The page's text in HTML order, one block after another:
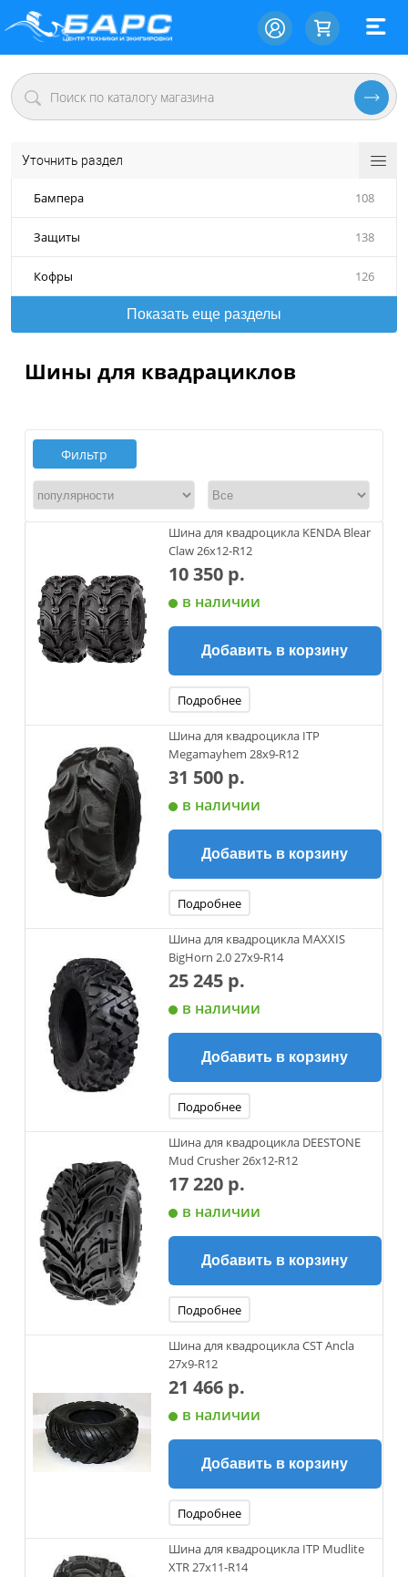
Уточнить раздел
Бампера 108
Защиты 138
Кофры 126
Показать еще разделы
Шины для квадрациклов
Фильтр
Шина для квадроцикла KENDA Blear
Claw 26х12-R12
10 350 р.
в наличии
Добавить в корзину
Подробнее
Шина для квадроцикла ITP
Megamayhem 28x9-R12
31 500 р.
в наличии
Добавить в корзину
Подробнее
Шина для квадроцикла MAXXIS
BigHorn 2.0 27x9-R14
25 245 р.
в наличии
Добавить в корзину
Подробнее
Шина для квадроцикла DEESTONE
Mud Crusher 26х12-R12
17 220 р.
в наличии
Добавить в корзину
Подробнее
Шина для квадроцикла CST Ancla
27x9-R12
21 466 р.
в наличии
Добавить в корзину
Подробнее
Шина для квадроцикла ITP Mudlite
XTR 27x11-R14